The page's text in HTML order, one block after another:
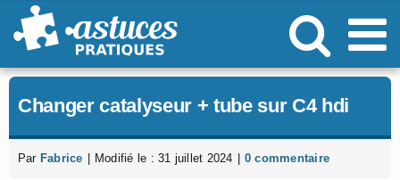
Passer
au
Changer catalyseur + tube sur C4 hdi
Par Fabrice Modifié le : 31 juillet 2024 0 commentaire